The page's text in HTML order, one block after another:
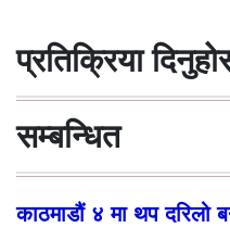
प्रतिक्रिया
सम्बन्धित
काठमाडौं ४ मा थप दरिलो